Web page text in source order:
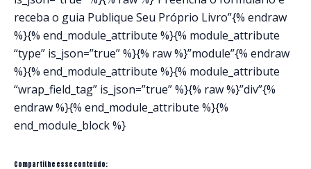
receba o guia Publique Seu Próprio Livro”{% endraw
%}{% end_module_attribute %}{% module_attribute
“type” is_json=”true” %}{% raw %}”module”{% endraw
%}{% end_module_attribute %}{% module_attribute
“wrap_field_tag” is_json=”true” %}{% raw %}”div”{%
endraw %}{% end_module_attribute %}{%
end_module_block %}
Compartilhe esse conteúdo: